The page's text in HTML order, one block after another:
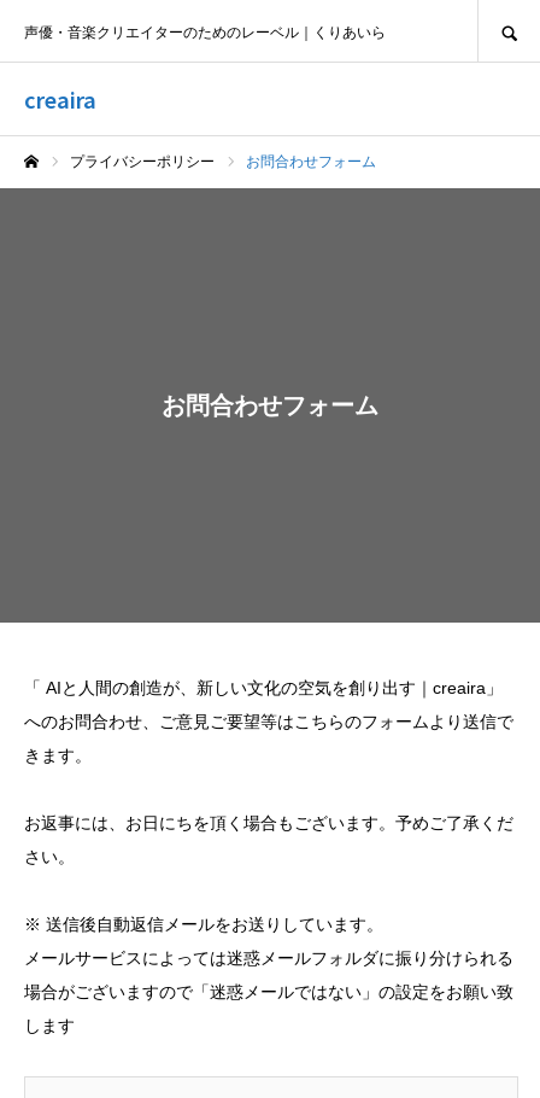
creaira
声優・音楽クリエイターのためのレーベル｜くりあいら
プライバシーポリシー お問合わせフォーム
お問合わせフォーム
「 AIと人間の創造が、新しい文化の空気を創り出す｜creaira」
へのお問合わせ、ご意見ご要望等はこちらのフォームより送信で
きます。
お返事には、お日にちを頂く場合もございます。予めご了承くだ
さい。
※ 送信後自動返信メールをお送りしています。
メールサービスによっては迷惑メールフォルダに振り分けられる
場合がございますので「迷惑メールではない」の設定をお願い致
します